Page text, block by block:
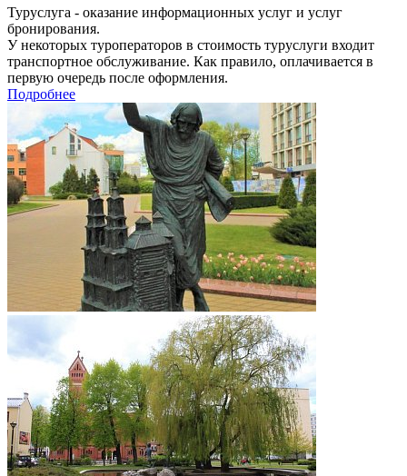
Туруслуга - оказание информационных услуг и услуг
бронирования.
У некоторых туроператоров в стоимость туруслуги входит
транспортное обслуживание. Как правило, оплачивается в
первую очередь после оформления.
Подробнее